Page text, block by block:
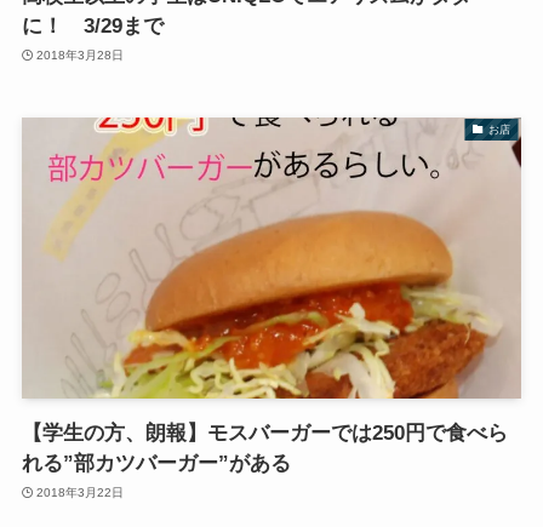
に！ 3/29まで
2018年3月28日
お店
【学生の方、朗報】モスバーガーでは250円で食べら
れる”部カツバーガー”がある
2018年3月22日